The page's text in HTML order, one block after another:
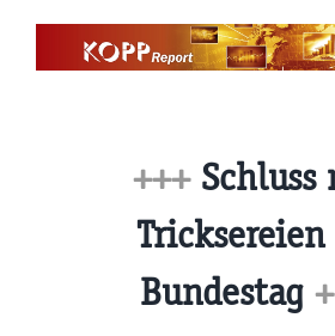
+++ Schluss
Bundestag